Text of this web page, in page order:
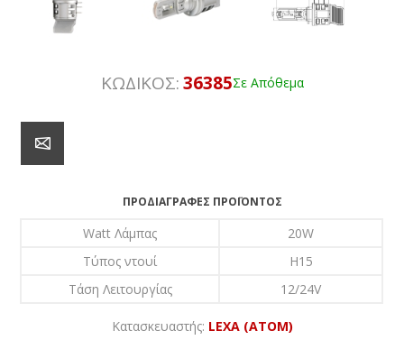
ΚΩΔΙΚΟΣ:36385Σε Απόθεμα
ΠΡΟΔΙΑΓΡΑΦΈΣ ΠΡΟΪΌΝΤΟΣ
Watt Λάμπας
20W
Τύπος ντουί
H15
Τάση Λειτουργίας
12/24V
Κατασκευαστής: LEXA (ATOM)